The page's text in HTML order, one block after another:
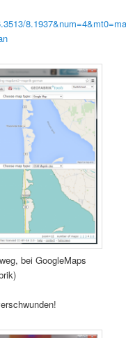
bei GoogleMaps